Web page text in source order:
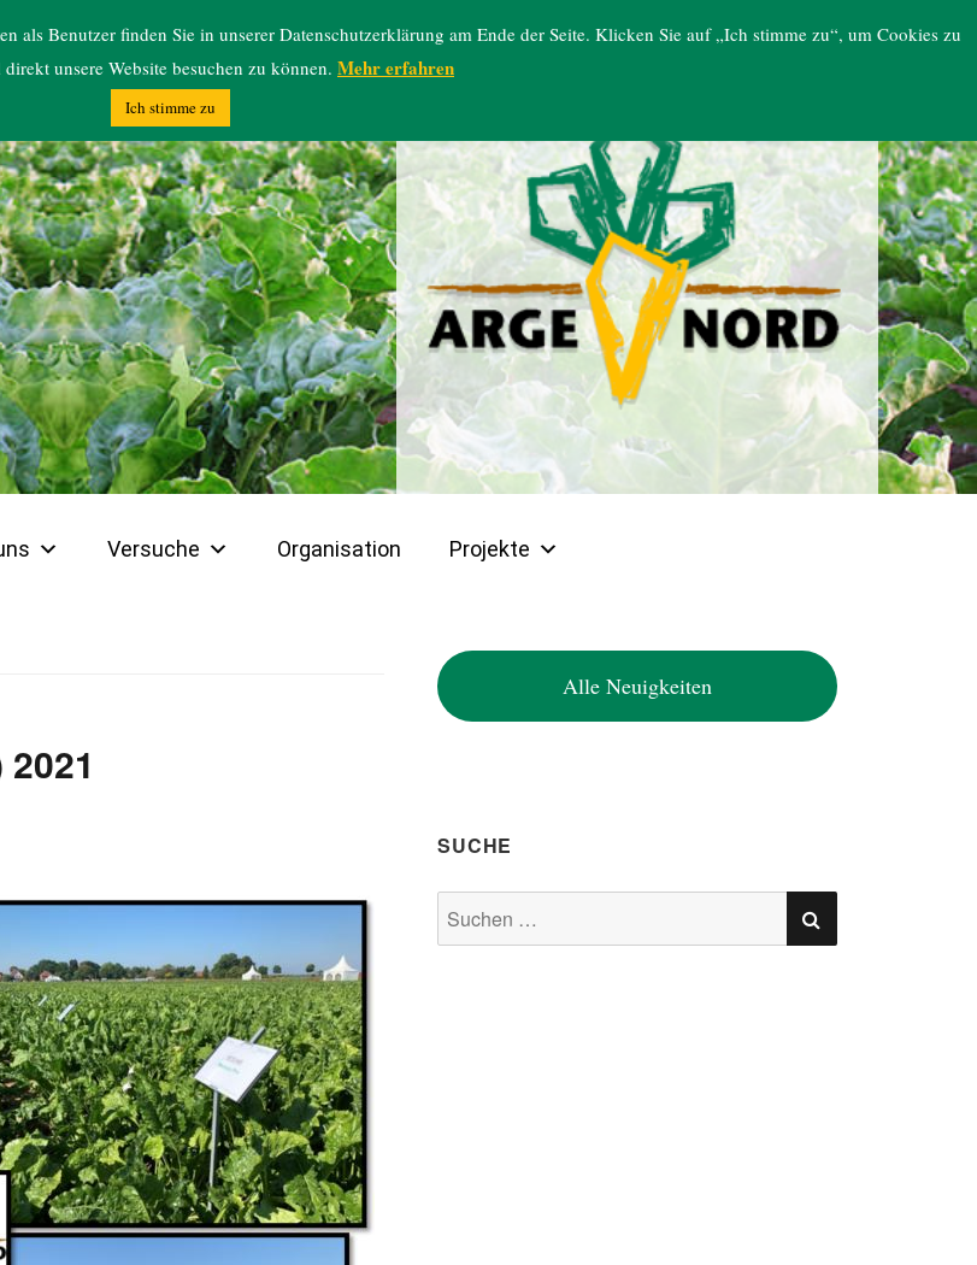
Versuche Organisation Projekte
Alle Neuigkeiten
SUCHE
Suchen
nach:
SUCHEN
als Benutzer finden Sie in unserer Datenschutzerklärung am Ende der Seite. Klicken Sie auf „Ich stimme zu“, um Cookies zu
unsere Website besuchen zu können. Mehr erfahren
Ich stimme zu